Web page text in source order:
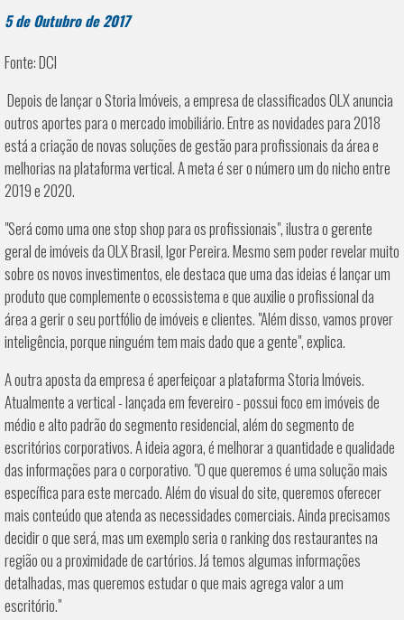
5 de Outubro de 2017
Fonte: DCI
Depois de lançar o Storia Imóveis, a empresa de classificados OLX anuncia
outros aportes para o mercado imobiliário. Entre as novidades para 2018
está a criação de novas soluções de gestão para profissionais da área e
melhorias na plataforma vertical. A meta é ser o número um do nicho entre
2019 e 2020.
"Será como uma one stop shop para os profissionais", ilustra o gerente
geral de imóveis da OLX Brasil, Igor Pereira. Mesmo sem poder revelar muito
sobre os novos investimentos, ele destaca que uma das ideias é lançar um
produto que complemente o ecossistema e que auxilie o profissional da
área a gerir o seu portfólio de imóveis e clientes. "Além disso, vamos prover
inteligência, porque ninguém tem mais dado que a gente", explica.
A outra aposta da empresa é aperfeiçoar a plataforma Storia Imóveis.
Atualmente a vertical - lançada em fevereiro - possui foco em imóveis de
médio e alto padrão do segmento residencial, além do segmento de
escritórios corporativos. A ideia agora, é melhorar a quantidade e qualidade
das informações para o corporativo. "O que queremos é uma solução mais
específica para este mercado. Além do visual do site, queremos oferecer
mais conteúdo que atenda as necessidades comerciais. Ainda precisamos
decidir o que será, mas um exemplo seria o ranking dos restaurantes na
região ou a proximidade de cartórios. Já temos algumas informações
detalhadas, mas queremos estudar o que mais agrega valor a um
escritório."